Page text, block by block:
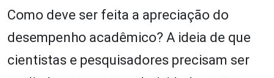
Como deve ser feita a apreciação do
desempenho acadêmico? A ideia de que
cientistas e pesquisadores precisam ser